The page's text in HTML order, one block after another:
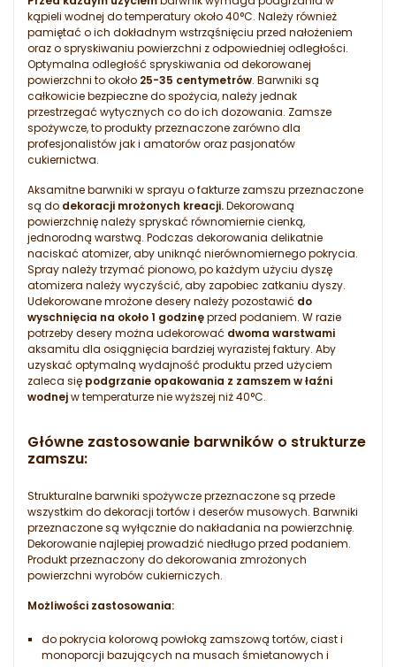
kąpieli wodnej do temperatury około 40°C. Należy również
pamiętać o ich dokładnym wstrząśnięciu przed nałożeniem
oraz o spryskiwaniu powierzchni z odpowiedniej odległości.
Optymalna odległość spryskiwania od dekorowanej
powierzchni to około 25-35 centymetrów. Barwniki są
całkowicie bezpieczne do spożycia, należy jednak
przestrzegać wytycznych co do ich dozowania. Zamsze
spożywcze, to produkty przeznaczone zarówno dla
profesjonalistów jak i amatorów oraz pasjonatów
cukiernictwa.
Aksamitne barwniki w sprayu o fakturze zamszu przeznaczone
są do dekoracji mrożonych kreacji.Dekorowaną
powierzchnię należy spryskać równomiernie cienką,
jednorodną warstwą. Podczas dekorowania delikatnie
naciskać atomizer, aby uniknąć nierównomiernego pokrycia.
Spray należy trzymać pionowo, po każdym użyciu dyszę
atomizera należy wyczyścić, aby zapobiec zatkaniu dyszy.
Udekorowane mrożone desery należy pozostawić do
wyschnięcia na około 1 godzinęprzed podaniem. W razie
potrzeby desery można udekorować dwoma warstwami
aksamitu dla osiągnięcia bardziej wyrazistej faktury. Aby
uzyskać optymalną wydajność produktu przed użyciem
zaleca się podgrzanie opakowania z zamszem w łaźni
wodnejw temperaturze nie wyższej niż 40°C.
Główne zastosowanie barwników o strukturze
zamszu:
Strukturalne barwniki spożywcze przeznaczone są przede
wszystkim do dekoracji tortów i deserów musowych. Barwniki
przeznaczone są wyłącznie do nakładania na powierzchnię.
Dekorowanie najlepiej prowadzić niedługo przed podaniem.
Produkt przeznaczony do dekorowania zmrożonych
powierzchni wyrobów cukierniczych.
Możliwości zastosowania:
do pokrycia kolorową powłoką zamszową tortów, ciast i
monoporcji bazujących na musach śmietanowych i